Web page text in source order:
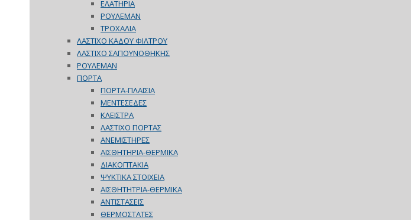
ΕΛΑΤΗΡΙΑ
ΡΟΥΛΕΜΑΝ
ΤΡΟΧΑΛΙΑ
ΛΑΣΤΙΧΟ ΚΑΔΟΥ ΦΙΛΤΡΟΥ
ΛΑΣΤΙΧΟ ΣΑΠΟΥΝΟΘΗΚΗΣ
ΡΟΥΛΕΜΑΝ
ΠΟΡΤΑ
ΠΟΡΤΑ-ΠΛΑΙΣΙΑ
ΜΕΝΤΕΣΕΔΕΣ
ΚΛΕΙΣΤΡΑ
ΛΑΣΤΙΧΟ ΠΟΡΤΑΣ
ΑΝΕΜΙΣΤΗΡΕΣ
ΑΙΣΘΗΤΗΡΙΑ-ΘΕΡΜΙΚΑ
ΔΙΑΚΟΠΤΑΚΙΑ
ΨΥΚΤΙΚΑ ΣΤΟΙΧΕΙΑ
ΑΙΣΘΗΤΗΤΡΙΑ-ΘΕΡΜΙΚΑ
ΑΝΤΙΣΤΑΣΕΙΣ
ΘΕΡΜΟΣΤΑΤΕΣ